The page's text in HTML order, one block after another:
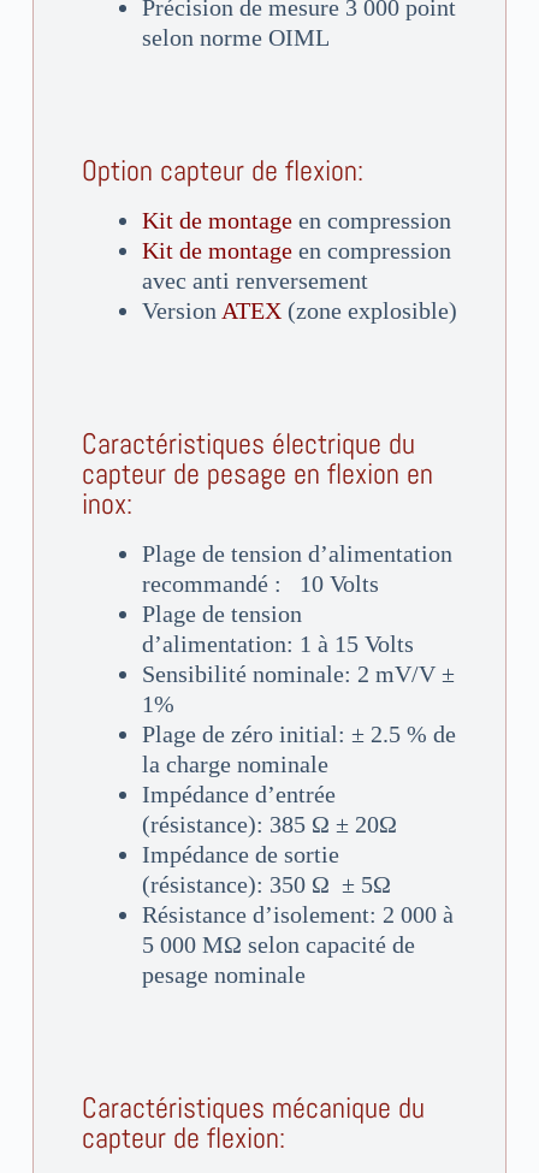
Précision de mesure 3 000 point
selon norme OIML
Option capteur de flexion:
Kit de montageen compression
Kit de montageen compression
avec anti renversement
Version ATEX (zone explosible)
Caractéristiques électrique du
capteur de pesage en flexion en
inox:
Plage de tension d’alimentation
recommandé : 10 Volts
Plage de tension
d’alimentation: 1 à 15 Volts
Sensibilité nominale: 2 mV/V ±
1%
Plage de zéro initial: ± 2.5 % de
la charge nominale
Impédance d’entrée
(résistance): 385 Ω ± 20Ω
Impédance de sortie
(résistance): 350 Ω ± 5Ω
Résistance d’isolement: 2 000 à
5 000 MΩ selon capacité de
pesage nominale
Caractéristiques mécanique du
capteur de flexion: